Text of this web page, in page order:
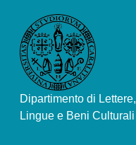
Dipartimento di Lettere,
Lingue e Beni Culturali